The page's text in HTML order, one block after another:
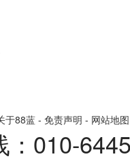
于88蓝 - 免责声明 - 网站地图
010-